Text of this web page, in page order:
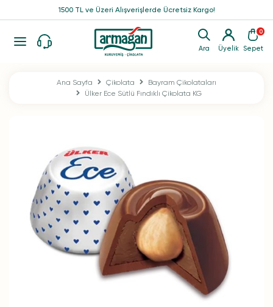
Ara Üyelik
0
Sepet
1500 TL ve Üzeri Alışverişlerde Ücretsiz Kargo!
Ana Sayfa Çikolata
Bayram Çikolataları
Ülker Ece Sütlü Fındıklı Çikolata KG